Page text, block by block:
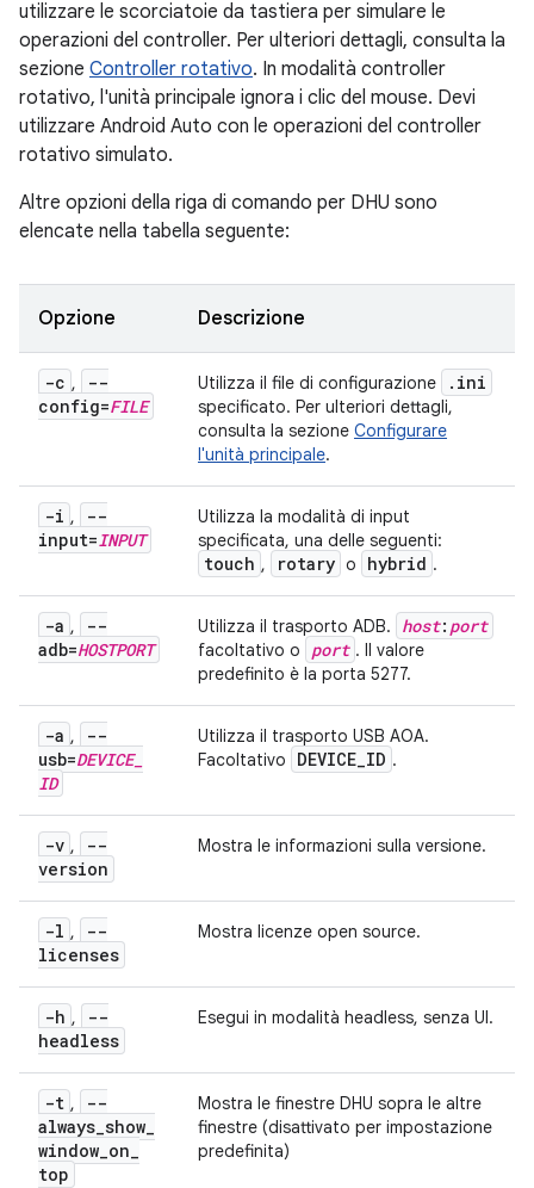
utilizzare le scorciatoie da tastiera per simulare le
operazioni del controller. Per ulteriori dettagli, consulta la
sezione Controller rotativo. In modalità controller
rotativo, l'unità principale ignora i clic del mouse. Devi
utilizzare Android Auto con le operazioni del controller
rotativo simulato.
Altre opzioni della riga di comando per DHU sono
elencate nella tabella seguente:
Opzione Descrizione
-c ,
--
config=FILE
Utilizza il file di configurazione . ini
specificato. Per ulteriori dettagli,
consulta la sezione Configurare
l'unità principale.
-i ,
--
input=INPUT
Utilizza la modalità di input
specificata, una delle seguenti:
touch , rotary o hybrid .
-a ,
--
adb=HOSTPORT
Utilizza il trasporto ADB. host: port
facoltativo o port . Il valore
predefinito è la porta 5277.
-a ,
--
usb=DEVICE_
ID
Utilizza il trasporto USB AOA.
Facoltativo
DEVICE_ID .
-v ,
--
version
Mostra le informazioni sulla versione.
-l ,
--
licenses
Mostra licenze open source.
-h ,
--
headless
Esegui in modalità headless, senza UI.
-t ,
--
always_show_
window_on_
top
Mostra le finestre DHU sopra le altre
finestre (disattivato per impostazione
predefinita)